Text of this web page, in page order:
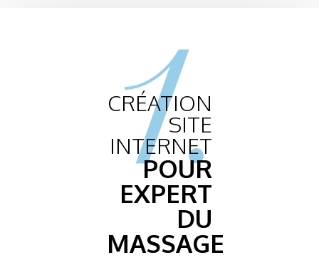
1.
CRÉATION
SITE
INTERNET
POUR
EXPERT
DU
MASSAGE